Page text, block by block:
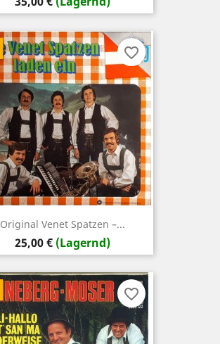
Original Venet Spatzen –...
Preis
25,00 € (Lagernd)
favorite_border
favorite_border